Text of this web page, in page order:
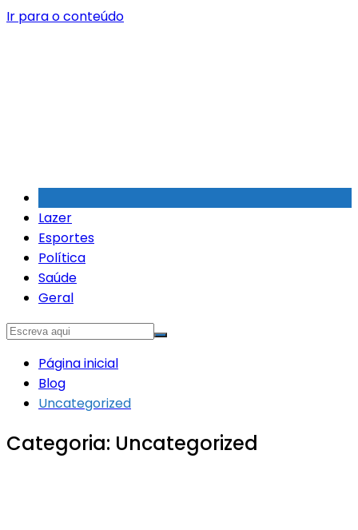
Ir para o conteúdo
Lazer
Esportes
Política
Saúde
Geral
Página inicial
Blog
Uncategorized
Categoria: Uncategorized